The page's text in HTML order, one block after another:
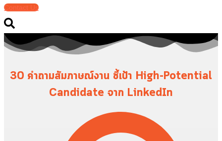
Contact Us
30 คำถามสัมภาษณ์งาน ชี้เป้า High-Potential
Candidate จาก LinkedIn